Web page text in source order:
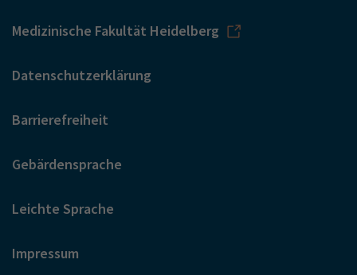
Medizinische Fakultät Heidelberg
Datenschutzerklärung
Barrierefreiheit
Gebärdensprache
Leichte Sprache
Impressum